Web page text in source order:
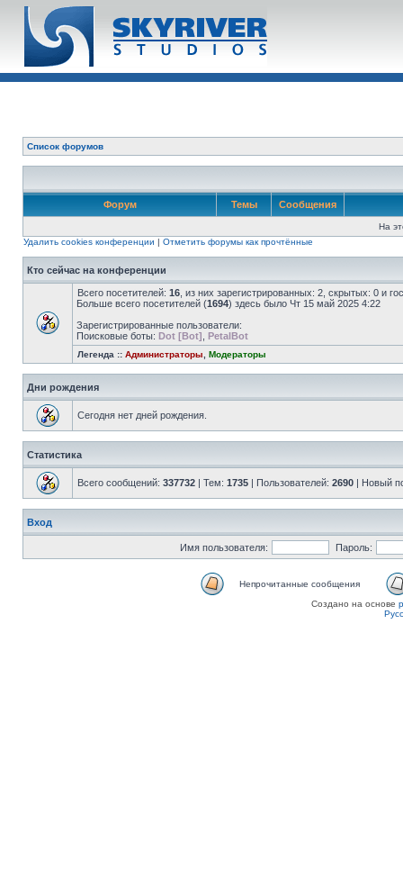
Список форумов
Форум Темы Сообщения
На
Удалить cookies конференции | Отметить форумы как прочтённые
Кто сейчас на конференции
Всего посетителей: 16 , из них зарегистрированных: 2, скрытых: 0 и
Больше всего посетителей (1694) здесь было Чт 15 май 2025 4:22
Зарегистрированные пользователи:
Поисковые боты: Dot [Bot] PetalBot
Легенда :: Администраторы Модераторы
Дни рождения
Сегодня нет дней рождения.
Статистика
Всего сообщений: 337732 | Тем: 1735 | Пользователей: 2690 | Новый
Вход
Имя пользователя: Пароль:
Непрочитанные сообщения
Создано на основе